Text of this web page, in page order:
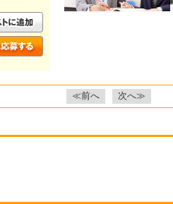
≪前へ 次へ≫